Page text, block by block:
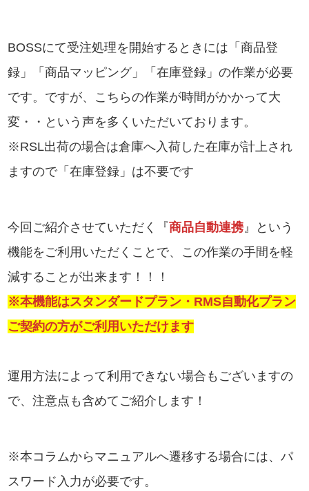
BOSSにて受注処理を開始するときには「商品登
録」「商品マッピング」「在庫登録」の作業が必要
です。ですが、こちらの作業が時間がかかって大
変・・という声を多くいただいております。
※RSL出荷の場合は倉庫へ入荷した在庫が計上され
ますので「在庫登録」は不要です
今回ご紹介させていただく『商品自動連携』という
機能をご利用いただくことで、この作業の手間を軽
減することが出来ます！！！
※本機能はスタンダードプラン・RMS自動化プラン
ご契約の方がご利用いただけます
運用方法によって利用できない場合もございますの
で、注意点も含めてご紹介します！
※本コラムからマニュアルへ遷移する場合には、パ
スワード入力が必要です。